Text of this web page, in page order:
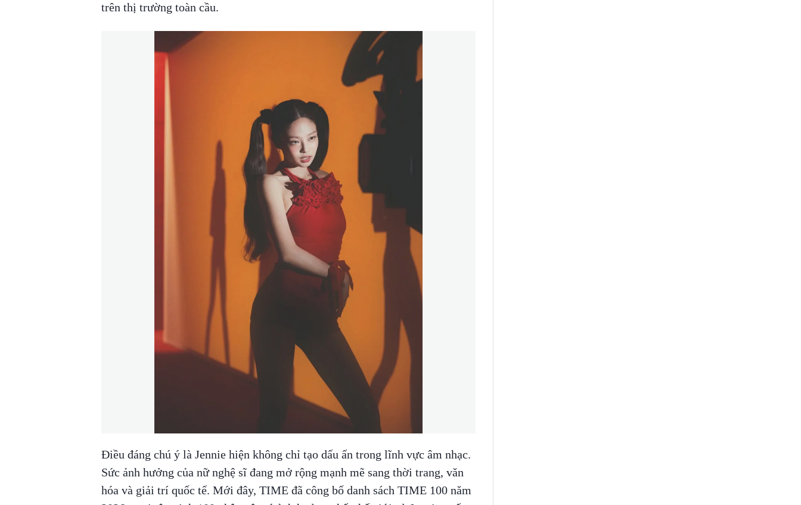
trên thị trường toàn cầu.
Điều đáng chú ý là Jennie hiện không chỉ tạo dấu ấn trong lĩnh vực âm nhạc.
Sức ảnh hưởng của nữ nghệ sĩ đang mở rộng mạnh mẽ sang thời trang, văn
hóa và giải trí quốc tế. Mới đây, TIME đã công bố danh sách TIME 100 năm